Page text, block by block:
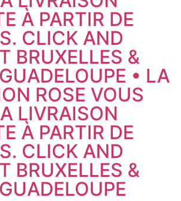
À PARTIR DE
CLICK AND
BRUXELLES &
• LA
ROSE VOUS
LIVRAISON
À PARTIR DE
CLICK AND
BRUXELLES &